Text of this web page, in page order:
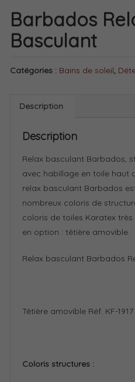
Barbados
Basculant
Catégories : Bains de soleil,
Description
Description
Relax basculant Barbados,
avec habillage en toile haut
relax basculant Barbados
nombreux coloris de
coloris de toiles Karatex
en option : têtière amovible.
Relax basculant Barbados
Têtière amovible Réf. KF-1917
Coloris structures :